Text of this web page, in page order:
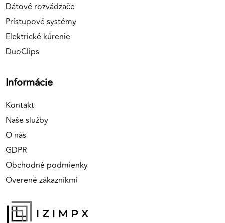
Dátové rozvádzače
Prístupové systémy
Elektrické kúrenie
DuoClips
Informácie
Kontakt
Naše služby
O nás
GDPR
Obchodné podmienky
Overené zákazníkmi